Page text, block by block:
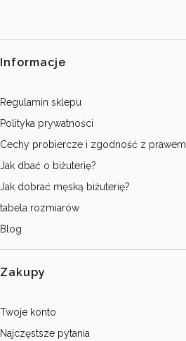
Linki w stopce
Informacje
Regulamin sklepu
Polityka prywatności
Cechy probiercze i zgodność z prawem
Jak dbać o biżuterię?
Jak dobrać męską biżuterię?
tabela rozmiarów
Blog
Zakupy
Twoje konto
Najczęstsze pytania